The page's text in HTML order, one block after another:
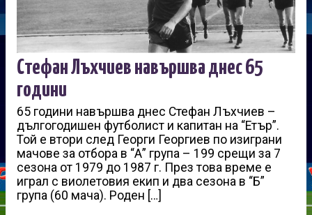
Стефан Лъхчиев навършва днес 65
години
65 години навършва днес Стефан Лъхчиев –
дългогодишен футболист и капитан на “Етър”.
Той е втори след Георги Георгиев по изиграни
мачове за отбора в “А” група – 199 срещи за 7
сезона от 1979 до 1987 г. През това време е
играл с виолетовия екип и два сезона в “Б”
група (60 мача). Роден […]